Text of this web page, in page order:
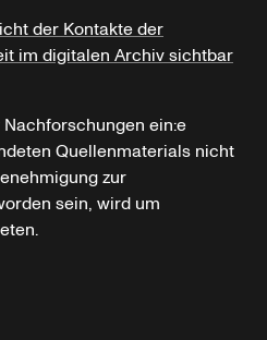
der Kontakte der
im digitalen Archiv sichtbar
ein:e
Quellenmaterials nicht
zur
sein, wird um